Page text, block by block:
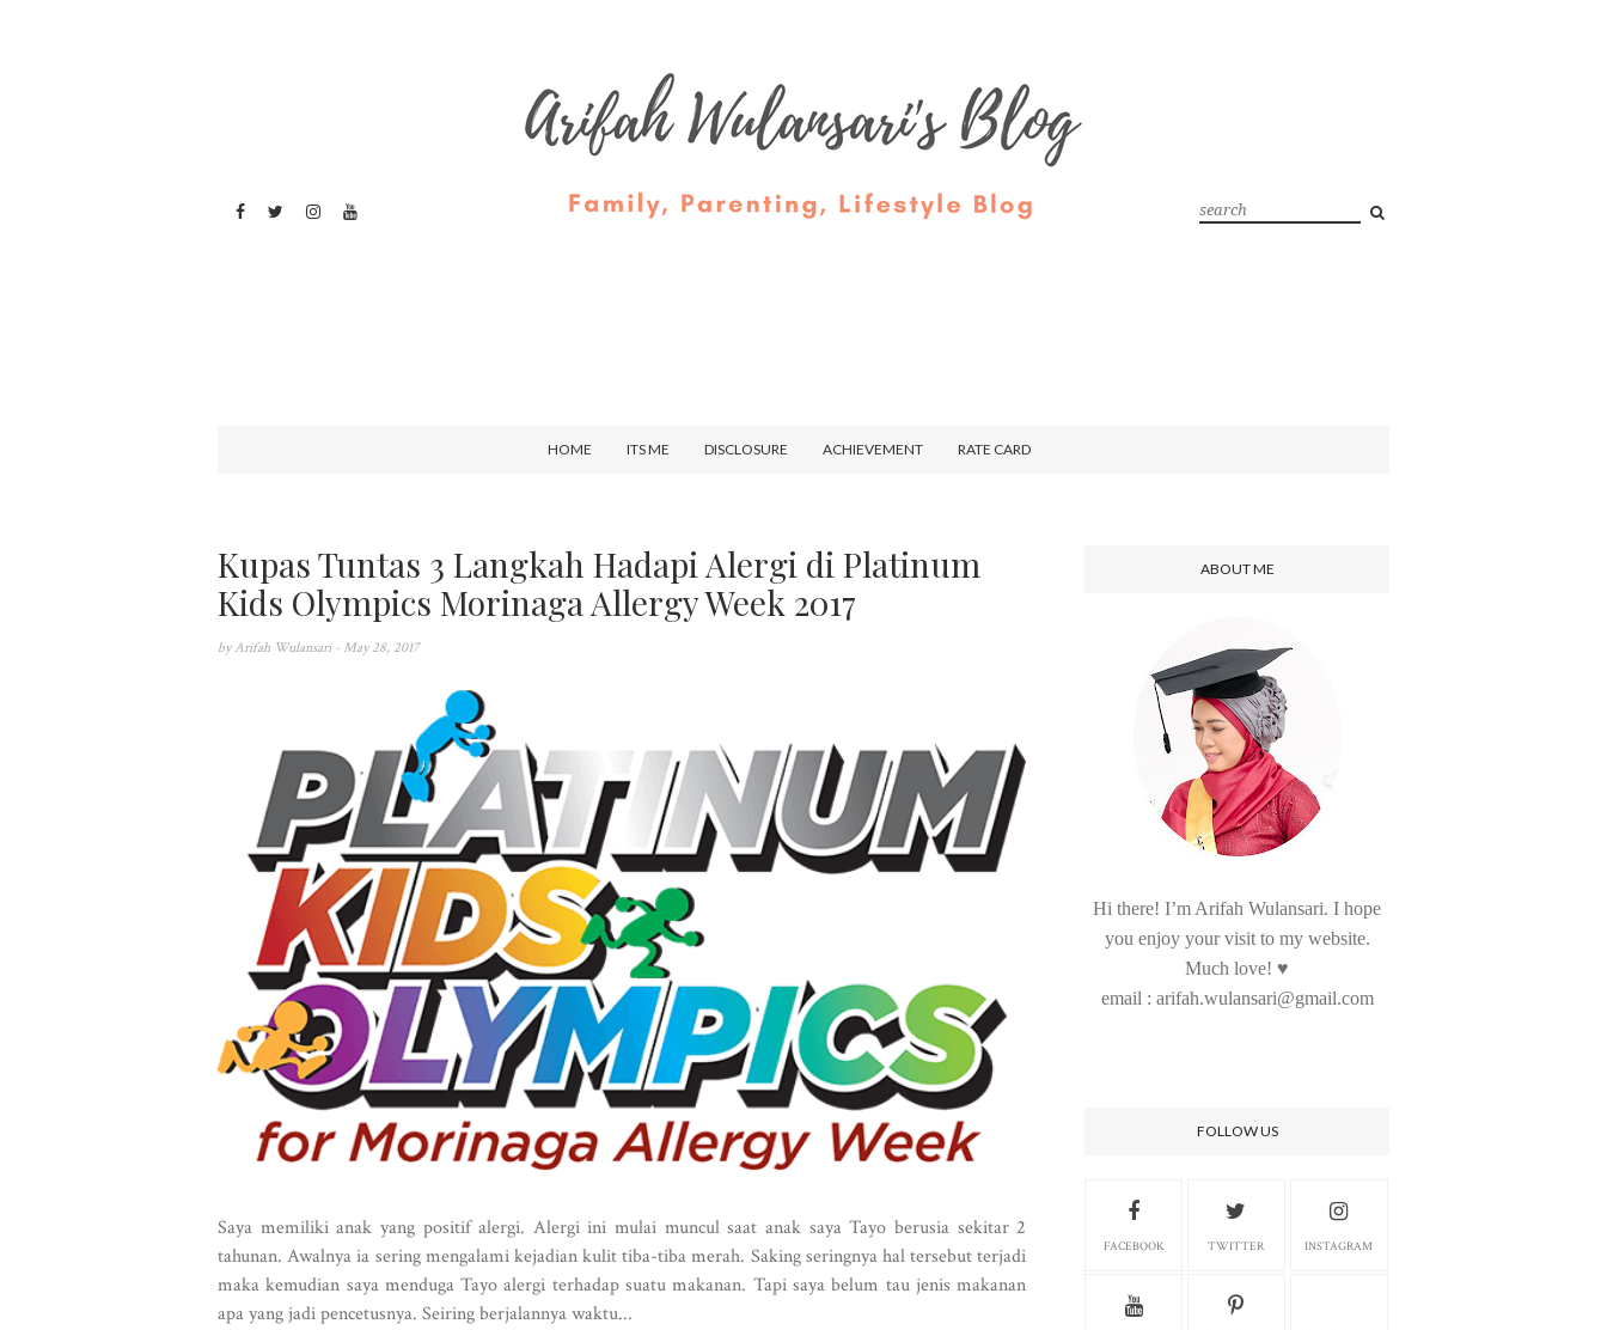
HOME ITS ME DISCLOSURE ACHIEVEMENT RATE CARD
Kupas Tuntas 3 Langkah Hadapi Alergi di Platinum
Kids Olympics Morinaga Allergy Week 2017
by Arifah Wulansari - May 28, 2017
Saya memiliki anak yang positif alergi. Alergi ini mulai muncul saat anak saya Tayo berusia sekitar 2
tahunan. Awalnya ia sering mengalami kejadian kulit tiba-tiba merah. Saking seringnya hal tersebut terjadi
maka kemudian saya menduga Tayo alergi terhadap suatu makanan. Tapi saya belum tau jenis makanan
apa yang jadi pencetusnya. Seiring berjalannya waktu...
ABOUT ME
Hi there! I’m Arifah Wulansari. I hope
you enjoy your visit to my website.
Much love! ♥
email : arifah.wulansari@gmail.com
FOLLOW US
FACEBOOK TWITTER INSTAGRAM